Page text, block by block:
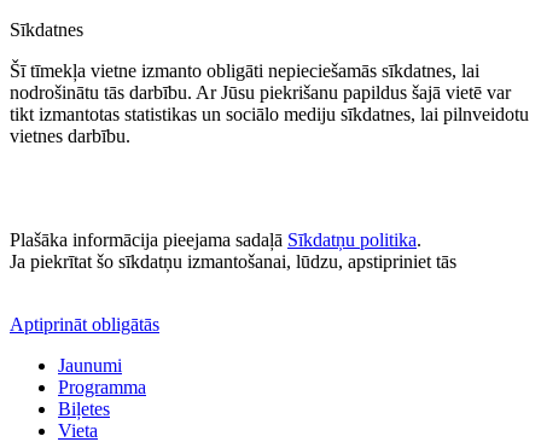
Sīkdatnes
Šī tīmekļa vietne izmanto obligāti nepieciešamās sīkdatnes, lai
nodrošinātu tās darbību. Ar Jūsu piekrišanu papildus šajā vietē var
tikt izmantotas statistikas un sociālo mediju sīkdatnes, lai pilnveidotu
vietnes darbību.
Plašāka informācija pieejama sadaļā Sīkdatņu politika.
Ja piekrītat šo sīkdatņu izmantošanai, lūdzu, apstipriniet tās
Aptiprināt obligātās
Jaunumi
Programma
Biļetes
Vieta